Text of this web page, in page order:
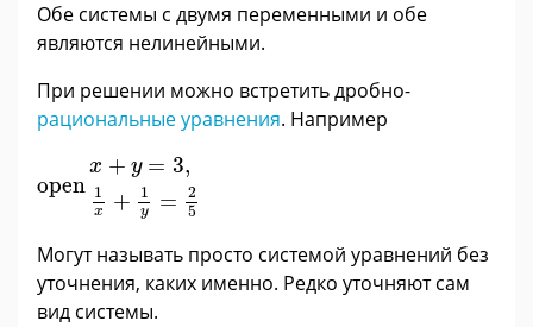
Обе системы с двумя переменными и обе
являются нелинейными.
При решении можно встретить дробно-
рациональные уравнения. Например
open
x + y = 3,
1
x + 1
y =
2
5
1 =2
Могут называть просто системой уравнений без
уточнения, каких именно. Редко уточняют сам
вид системы.